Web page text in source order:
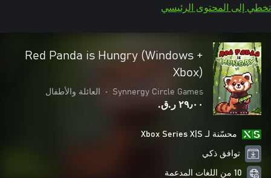
تخطي إلى المحتوى الرئيسي
Red Panda is Hungry (Windows +
Xbox)
Synnergy Circle Games
• العائلة والأطفال
٢٩٫٠٠ ر.ق.‏
محسّنة لـ Xbox Series X|S
توافق ذكي
10 من اللغات المدعمة